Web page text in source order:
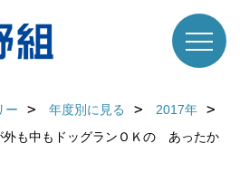
ー 年度別に見る
2017年
も中もドッグランＯＫの あったか